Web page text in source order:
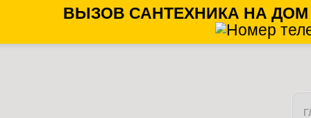
ВЫЗОВ САНТЕХНИКА НА ДОМ